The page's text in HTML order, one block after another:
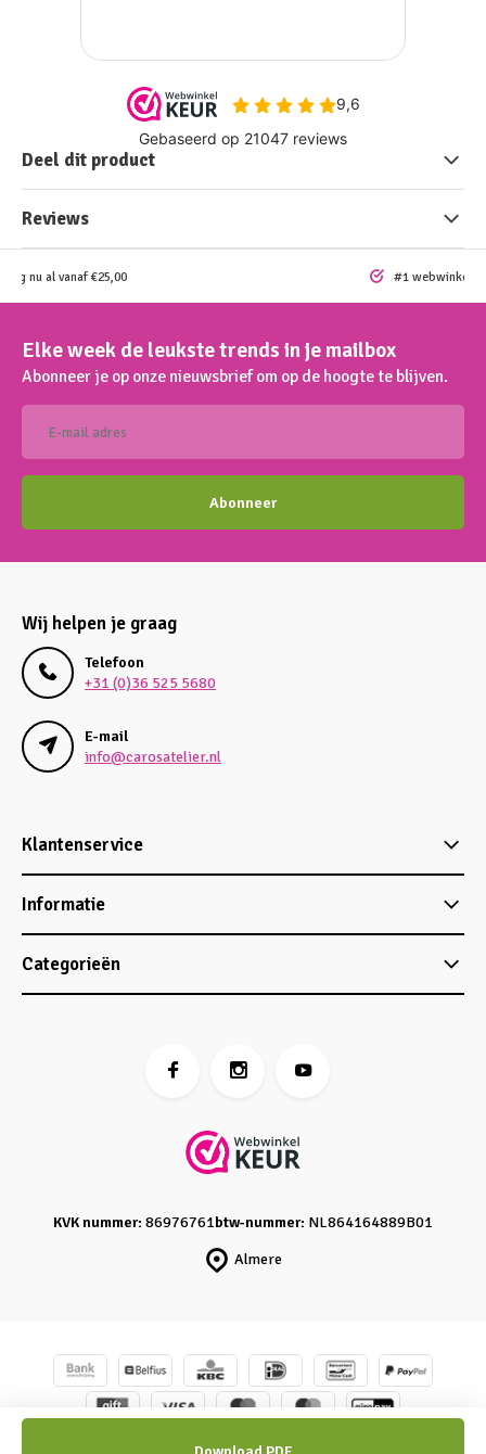
Deel dit product
Reviews
nu al vanaf €25,00 #1 webwinkel
Elke week de leukste trends in je mailbox
Abonneer je op onze nieuwsbrief om op de hoogte te blijven.
Abonneer
Wij helpen je graag
Telefoon
+31 (0)36 525 5680
E-mail
info@carosatelier.nl
Klantenservice
Informatie
Categorieën
Almere
KVK nummer: 86976761btw-nummer: NL864164889B01